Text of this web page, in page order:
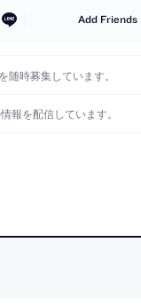
Add Friends
時募集しています。
報を配信しています。